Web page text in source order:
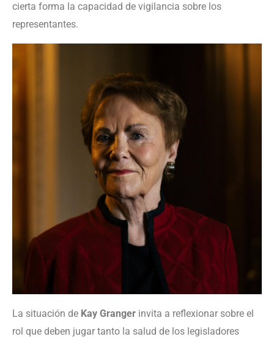
cierta forma la capacidad de vigilancia sobre los
representantes.
La situación de Kay Granger invita a reflexionar sobre el
rol que deben jugar tanto la salud de los legisladores